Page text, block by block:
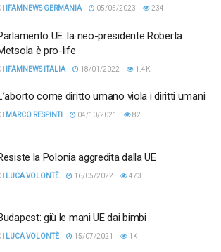
IFAMNEWS GERMANIA 05/05/2023 234
UE: la neo-presidente Roberta
è pro-life
IFAMNEWS ITALIA 18/01/2022 1.4K
come diritto umano viola i diritti umani
MARCO RESPINTI 04/10/2021 82
la Polonia aggredita dalla UE
LUCA VOLONTÈ 16/05/2022 473
giù le mani UE dai bimbi
LUCA VOLONTÈ 15/07/2021 1K